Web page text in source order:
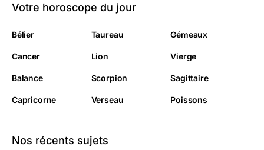
Votre horoscope du jour
Bélier Taureau Gémeaux
Cancer Lion Vierge
Balance Scorpion Sagittaire
Capricorne Verseau Poissons
Nos récents sujets